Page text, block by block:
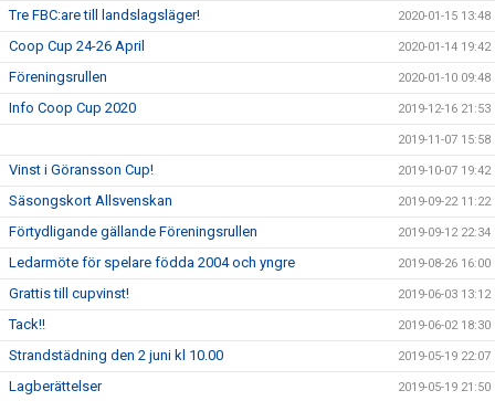
Tre FBC:are till landslagsläger! 2020-01-15 13:48
Coop Cup 24-26 April 2020-01-14 19:42
Föreningsrullen 2020-01-10 09:48
Info Coop Cup 2020 2019-12-16 21:53
2019-11-07 15:58
Vinst i Göransson Cup! 2019-10-07 19:42
Säsongskort Allsvenskan 2019-09-22 11:22
Förtydligande gällande Föreningsrullen 2019-09-12 22:34
Ledarmöte för spelare födda 2004 och yngre 2019-08-26 16:00
Grattis till cupvinst! 2019-06-03 13:12
Tack!! 2019-06-02 18:30
Strandstädning den 2 juni kl 10.00 2019-05-19 22:07
Lagberättelser 2019-05-19 21:50